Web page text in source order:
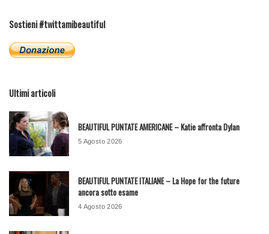
Sostieni #twittamibeautiful
Ultimi articoli
BEAUTIFUL PUNTATE AMERICANE – Katie affronta Dylan
5 Agosto 2026
BEAUTIFUL PUNTATE ITALIANE – La Hope for the future
ancora sotto esame
4 Agosto 2026